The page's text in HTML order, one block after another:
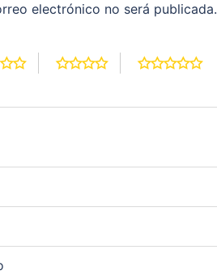
electrónico no será publicada.